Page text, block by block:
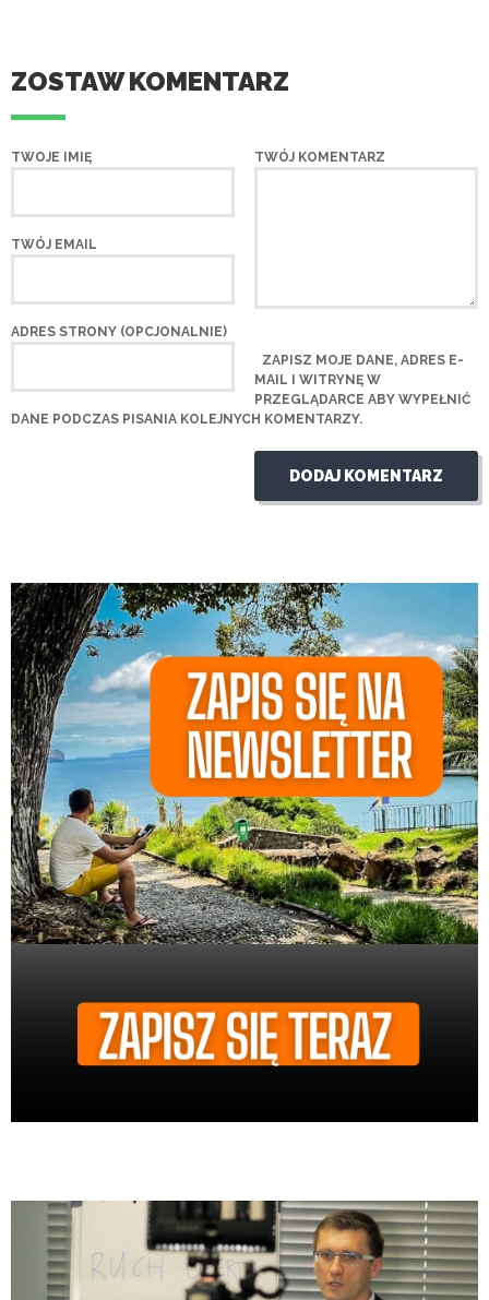
ZOSTAW KOMENTARZ
TWÓJ KOMENTARZ
TWOJE IMIĘ
TWÓJ EMAIL
ADRES STRONY (OPCJONALNIE)
ZAPISZ MOJE DANE, ADRES E-
MAIL I WITRYNĘ W
PRZEGLĄDARCE ABY WYPEŁNIĆ
DANE PODCZAS PISANIA KOLEJNYCH KOMENTARZY.